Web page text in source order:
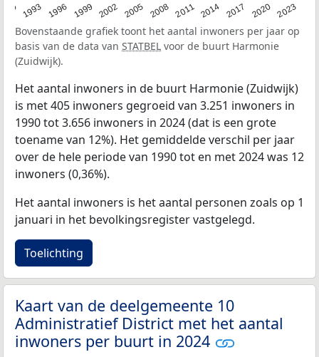
1993 1996 1999 2002 2005 2008 2011 2014 2017 2020 2023
Bovenstaande grafiek toont het aantal inwoners per jaar op
basis van de data van STATBEL voor de buurt Harmonie
(Zuidwijk).
Het aantal inwoners in de buurt Harmonie (Zuidwijk)
is met 405 inwoners gegroeid van 3.251 inwoners in
1990 tot 3.656 inwoners in 2024 (dat is een grote
toename van 12%). Het gemiddelde verschil per jaar
over de hele periode van 1990 tot en met 2024 was 12
inwoners (0,36%).
Het aantal inwoners is het aantal personen zoals op 1
januari in het bevolkingsregister vastgelegd.
Toelichting
Kaart van de deelgemeente 10
Administratief District met het aantal
inwoners per buurt in 2024